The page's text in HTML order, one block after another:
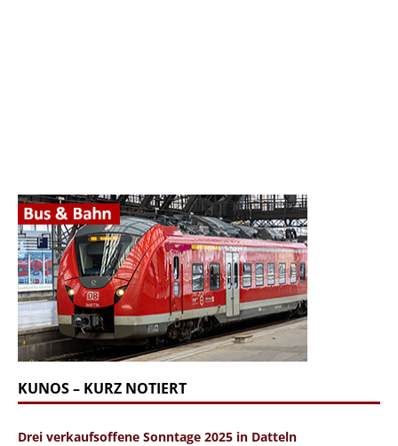
KUNOS – KURZ NOTIERT
Drei verkaufsoffene Sonntage 2025 in Datteln